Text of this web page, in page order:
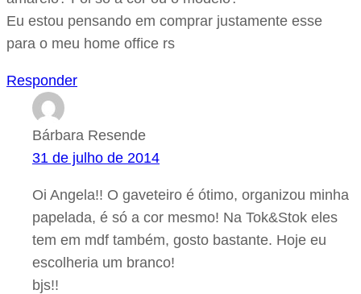
Eu estou pensando em comprar justamente esse
para o meu home office rs
Responder
Bárbara Resende
31 de julho de 2014
Oi Angela!! O gaveteiro é ótimo, organizou minha
papelada, é só a cor mesmo! Na Tok&Stok eles
tem em mdf também, gosto bastante. Hoje eu
escolheria um branco!
bjs!!